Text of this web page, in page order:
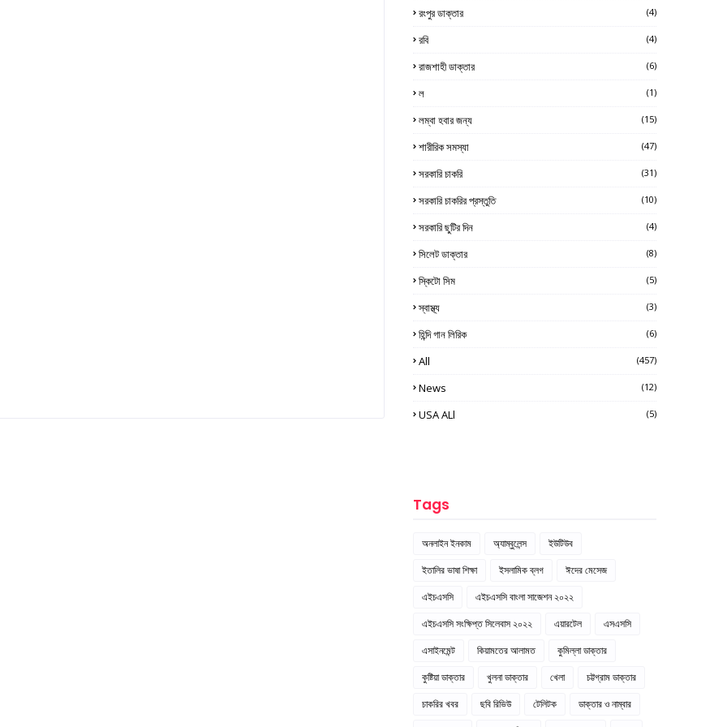
রংপুর ডাক্তার (4)
রবি (4)
রাজশাহী ডাক্তার (6)
ল (1)
লম্বা হবার জন্য (15)
শারীরিক সমস্যা (47)
সরকারি চাকরি (31)
সরকারি চাকরির প্রস্তুতি (10)
সরকারি ছুটির দিন (4)
সিলেট ডাক্তার (8)
স্কিটো সিম (5)
স্বাস্থ্য (3)
হিন্দি গান লিরিক (6)
All (457)
News (12)
USA ALl (5)
Tags
অনলাইন ইনকাম অ্যাম্বুলেন্স
ইউটিউব
ইতালির ভাষা শিক্ষা
ইসলামিক ব্লগ
ঈদের মেসেজ
এইচএসসি
এইচএসসি বাংলা সাজেশন ২০২২
এইচএসসি সংক্ষিপ্ত সিলেবাস ২০২২
এয়ারটেল
এসএসসি
এসাইনমেন্ট
কিয়ামতের আলামত
কুমিল্লা ডাক্তার
কুষ্টিয়া ডাক্তার
খুলনা ডাক্তার খেলা
চট্টগ্রাম ডাক্তার
চাকরির খবর
ছবি রিভিউ টেলিটক
ডাক্তার ও নাম্বার